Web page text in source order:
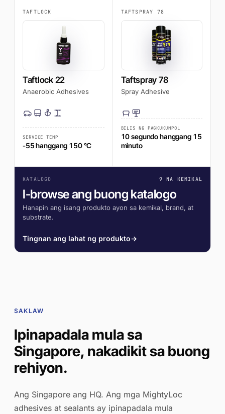
TAFTLOCK
Taftlock 22
Anaerobic Adhesives
SERVICE TEMP
-55 hanggang 150 °C
TAFTSPRAY 78
Taftspray 78
Spray Adhesive
BILIS NG PAGKUKUMPOL
10 segundo hanggang 15
minuto
KATALOGO 9 NA KEMIKAL
I-browse ang buong katalogo
Hanapin ang isang produkto ayon sa kemikal, brand, at
substrate.
Tingnan ang lahat ng produkto→
SAKLAW
Ipinapadala mula sa
Singapore, nakadikit sa buong
rehiyon.
Ang Singapore ang HQ. Ang mga MightyLoc
adhesives at sealants ay ipinapadala mula